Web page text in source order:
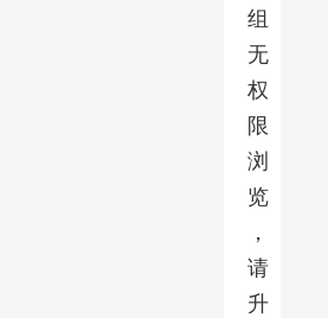
组
无
权
限
浏
览
，
请
升